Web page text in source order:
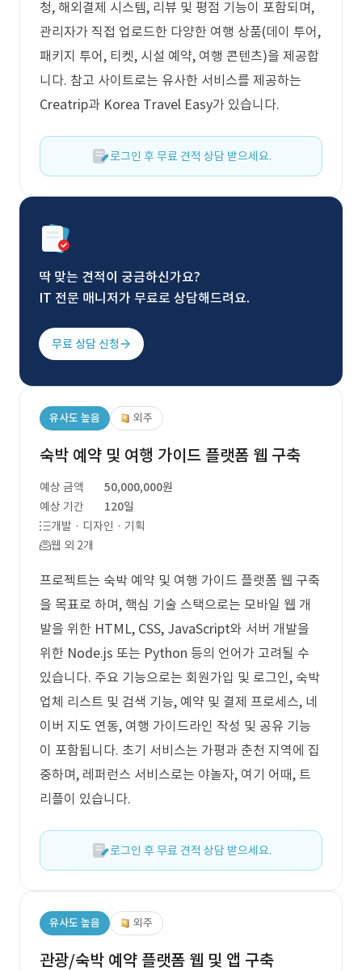
청, 해외결제 시스템, 리뷰 및 평점 기능이 포함되며,
관리자가 직접 업로드한 다양한 여행 상품(데이 투어,
패키지 투어, 티켓, 시설 예약, 여행 콘텐츠)을 제공합
니다. 참고 사이트로는 유사한 서비스를 제공하는
Creatrip과 Korea Travel Easy가 있습니다.
로그인 후 무료 견적 상담 받으세요.
딱 맞는 견적이 궁금하신가요?
IT 전문 매니저가 무료로 상담해드려요.
무료 상담 신청
유사도 높음 외주
숙박 예약 및 여행 가이드 플랫폼 웹 구축
예상 금액
50,000,000원
예상 기간
120일
개발 · 디자인 · 기획
웹 외 2개
프로젝트는 숙박 예약 및 여행 가이드 플랫폼 웹 구축
을 목표로 하며, 핵심 기술 스택으로는 모바일 웹 개
발을 위한 HTML, CSS, JavaScript와 서버 개발을
위한 Node.js 또는 Python 등의 언어가 고려될 수
있습니다. 주요 기능으로는 회원가입 및 로그인, 숙박
업체 리스트 및 검색 기능, 예약 및 결제 프로세스, 네
이버 지도 연동, 여행 가이드라인 작성 및 공유 기능
이 포함됩니다. 초기 서비스는 가평과 춘천 지역에 집
중하며, 레퍼런스 서비스로는 야놀자, 여기 어때, 트
리플이 있습니다.
로그인 후 무료 견적 상담 받으세요.
유사도 높음 외주
관광/숙박 예약 플랫폼 웹 및 앱 구축